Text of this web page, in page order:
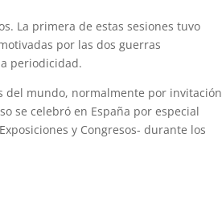
La primera de estas sesiones tuvo
por las dos guerras
periodicidad.
del mundo, normalmente por invitación
se celebró en España por especial
y Congresos- durante los